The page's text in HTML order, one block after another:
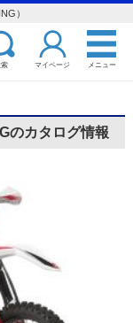
）
マイページ メニュー
のカタログ情報